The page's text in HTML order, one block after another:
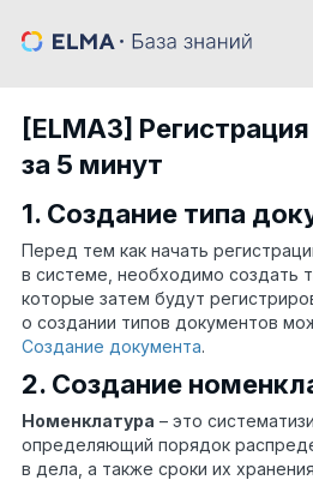
[ELMA3]
за 5 минут
1. Создание типа
Перед тем как начать
в системе, необходимо создать
которые затем будут
о создании типов документов
Создание документа.
2. Создание
Номенклатура – это
определяющий порядок
в дела, а также сроки их